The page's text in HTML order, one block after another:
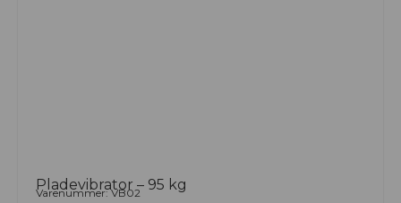
Pladevibrator – 95 kg
Varenummer: VB02